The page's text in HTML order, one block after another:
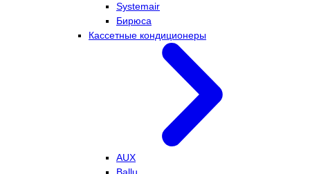
Systemair
Бирюса
Кассетные кондиционеры
AUX